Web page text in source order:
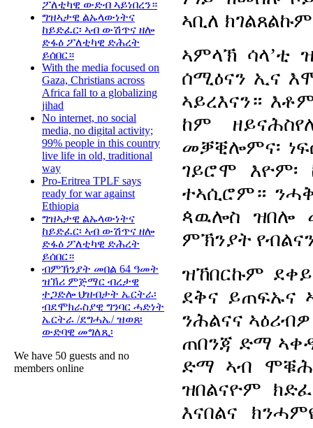
ፖለቲካዊ ውድብ ኣይነበረን።
ግዝኣታዊ ልኡላውነትና
ከይድፈር፡ ኣብ ውሽጥና ዘሎ
ድፋዕ ፖለቲካዊ ድሕረት
ይሰበር።
With the media focused on
Gaza, Christians across
Africa fall to a globalizing
jihad
No internet, no social
media, no digital activity;
99% people in this country
live life in old, traditional
way
Pro-Eritrea TPLF says
ready for war against
Ethiopia
ግዝኣታዊ ልኡላውነትና
ከይድፈር፡ ኣብ ውሽጥና ዘሎ
ድፋዕ ፖለቲካዊ ድሕረት
ይሰበር።
ብምኽንያት መበል 64 ዓመት
ዝኽሪ ምጅማር ብረታዊ
ተጋድሎ ህዝብታት ኤርትራ፡
ብደሞክራስያዊ ግንባር ሓድነት
ኤርትራ /ደግሓኤ/ ዝወጸ፡
ውድባዊ መግለጺ፡
We have 50 guests and no
members online
ኣቢለ
ኣምላኽ ሳላ’ቲ
ሰሚዕናን ኢና
ኣይረእናን።
ከም
መቓቒሎምና፡
ገይሮሞ
ተኣሲሮም።
ጳዉሎስ ዝበሎ
ምኽንያት
ዝኸበርኩም
ደቅና ይጠፍኡና
ንሕልናና
ጠበንጃ ድማ
ድማ ኣብ ሞቑሕ
ዝበልናዮም
እናበልና